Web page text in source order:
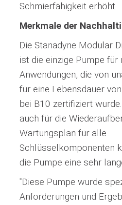
Schmierfähigkeit erhöht.
Merkmale der
Die Stanadyne Modular
ist die einzige Pumpe
Anwendungen, die von
für eine Lebensdauer
bei B10 zertifiziert
auch für die
Wartungsplan für alle
Schlüsselkomponenten
die Pumpe eine sehr
"Diese Pumpe wurde
Anforderungen und